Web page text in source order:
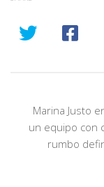
Marina Justo
un equipo con
rumbo